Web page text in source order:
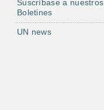
Suscríbase a nuestros
Boletines
UN news